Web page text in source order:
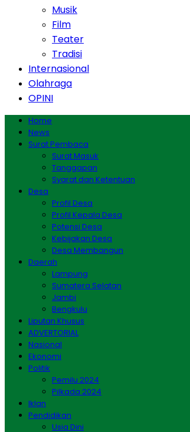
Musik
Film
Teater
Tradisi
Internasional
Olahraga
OPINI
Home
News
Surat Pembaca
Surat Masuk
Tanggapan
Syarat dan Ketentuan
Desa
Profil Desa
Profil Kepala Desa
Potensi Desa
Kebijakan Desa
Desa Membangun
Daerah
Lampung
Sumatera Selatan
Jambi
Bengkulu
Liputan Khusus
ADVERTORIAL
Nasional
Ekonomi
Politik
Pemilu 2024
Pilkada 2024
Iklan
Pendidikan
Usia Dini